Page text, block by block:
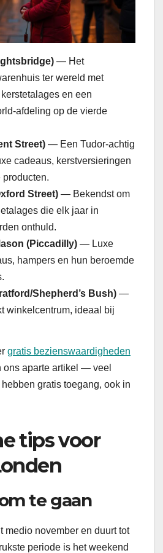
— Het
ter wereld met
en een
afdeling op de vierde
Street) — Een Tudor-achtig
cadeaus, kerstversieringen
Street) — Bekendst om
die elk jaar in
onthuld.
(Piccadilly) — Luxe
hampers en hun beroemde
Shepherd’s Bush) —
winkelcentrum, ideaal bij
gratis bezienswaardigheden
ons aparte artikel — veel
gratis toegang, ook in
tips voor
te gaan
medio november en duurt tot
periode is het weekend